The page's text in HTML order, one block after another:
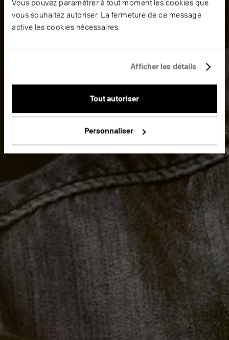
Vous pouvez paramétrer à tout moment les cookies que
vous souhaitez autoriser. La fermeture de ce message
active les cookies nécessaires.
Afficher les détails
Tout autoriser
Personnaliser